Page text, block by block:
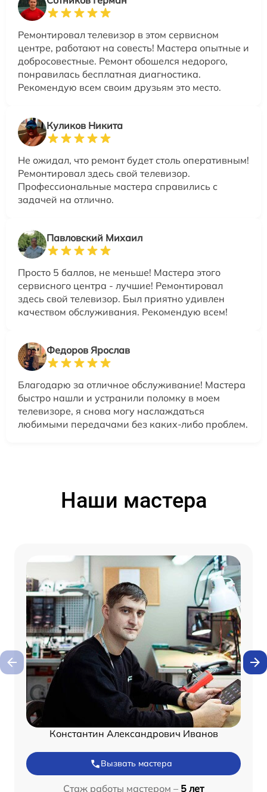
Ремонтировал телевизор в этом сервисном
центре, работают на совесть! Мастера опытные и
добросовестные. Ремонт обошелся недорого,
понравилась бесплатная диагностика.
Рекомендую всем своим друзьям это место.
Куликов Никита
Не ожидал, что ремонт будет столь оперативным!
Ремонтировал здесь свой телевизор.
Профессиональные мастера справились с
задачей на отлично.
Павловский Михаил
Просто 5 баллов, не меньше! Мастера этого
сервисного центра - лучшие! Ремонтировал
здесь свой телевизор. Был приятно удивлен
качеством обслуживания. Рекомендую всем!
Федоров Ярослав
Благодарю за отличное обслуживание! Мастера
быстро нашли и устранили поломку в моем
телевизоре, я снова могу наслаждаться
любимыми передачами без каких-либо проблем.
Наши мастера
Константин Александрович Иванов
Вызвать мастера
Стаж работы мастером – 5 лет